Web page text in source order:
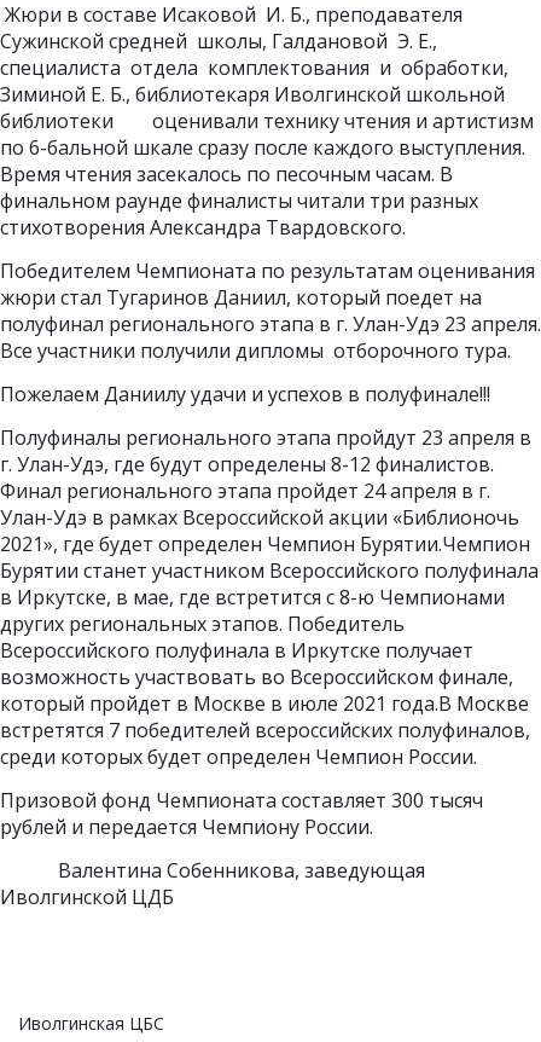
Жюри в составе Исаковой И. Б., преподавателя
Сужинской средней школы, Галдановой Э. Е.,
специалиста отдела комплектования и обработки,
Зиминой Е. Б., библиотекаря Иволгинской школьной
библиотеки оценивали технику чтения и артистизм
по 6-бальной шкале сразу после каждого выступления.
Время чтения засекалось по песочным часам. В
финальном раунде финалисты читали три разных
стихотворения Александра Твардовского.
Победителем Чемпионата по результатам оценивания
жюри стал Тугаринов Даниил, который поедет на
полуфинал регионального этапа в г. Улан-Удэ 23 апреля.
Все участники получили дипломы отборочного тура.
Пожелаем Даниилу удачи и успехов в полуфинале!!!
Полуфиналы регионального этапа пройдут 23 апреля в
г. Улан-Удэ, где будут определены 8-12 финалистов.
Финал регионального этапа пройдет 24 апреля в г.
Улан-Удэ в рамках Всероссийской акции «Библионочь
2021», где будет определен Чемпион Бурятии.Чемпион
Бурятии станет участником Всероссийского полуфинала
в Иркутске, в мае, где встретится с 8-ю Чемпионами
других региональных этапов. Победитель
Всероссийского полуфинала в Иркутске получает
возможность участвовать во Всероссийском финале,
который пройдет в Москве в июле 2021 года.В Москве
встретятся 7 победителей всероссийских полуфиналов,
среди которых будет определен Чемпион России.
Призовой фонд Чемпионата составляет 300 тысяч
рублей и передается Чемпиону России.
Валентина Собенникова, заведующая
Иволгинской ЦДБ
Иволгинская ЦБС